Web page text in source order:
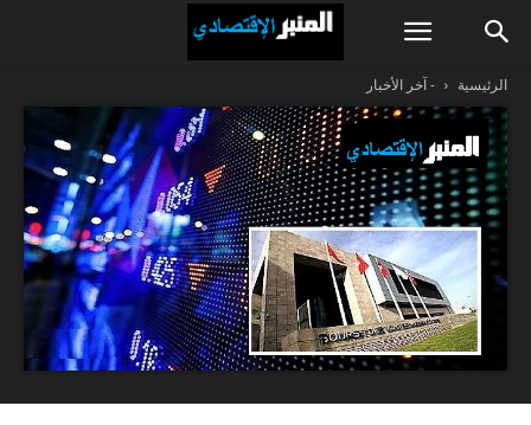
الرئيسية - آخر الأخبار